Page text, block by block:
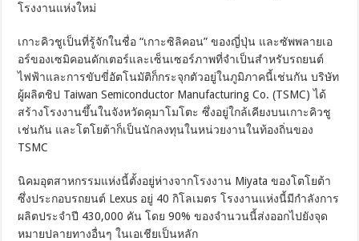
โรงงานแห่งใหม่
เกาะคิวชูเป็นที่รู้จักในชื่อ “เกาะซิลิคอน” ของญี่ปุ่น และซัพพลายเอ
อร์ของเซมิคอนดักเตอร์และเซ็นเซอร์ภาพที่จำเป็นสำหรับรถยนต์
ไฟฟ้าและการขับขี่อัตโนมัติก็กระจุกตัวอยู่ในภูมิภาคนี้เช่นกัน บริษัท
ผู้ผลิตชิป Taiwan Semiconductor Manufacturing Co. (TSMC) ได้
สร้างโรงงานขึ้นในจังหวัดคุมาโมโตะ ซึ่งอยู่ใกล้เคียงบนเกาะคิวชู
เช่นกัน และโตโยต้าก็เป็นนักลงทุนในหน่วยงานในท้องถิ่นของ
TSMC
นิคมอุตสาหกรรมแห่งนี้ตั้งอยู่ห่างจากโรงงาน Miyata ของโตโยต้า
ซึ่งประกอบรถยนต์ Lexus อยู่ 40 กิโลเมตร โรงงานแห่งนี้มีกำลังการ
ผลิตประจำปี 430,000 คัน โดย 90% ของจำนวนนี้ส่งออกไปยังจุด
หมายปลายทางอื่นๆ ในเอเชียเป็นหลัก